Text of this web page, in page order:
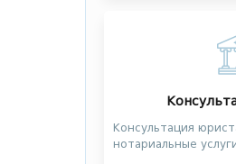
Консультация
нотариальные